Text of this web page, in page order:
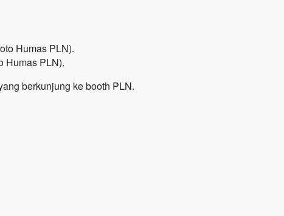
Humas PLN).
berkunjung ke booth PLN.